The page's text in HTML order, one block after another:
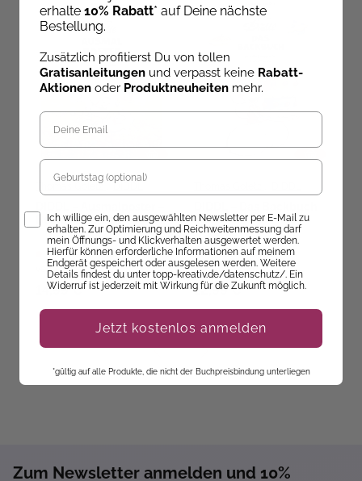
Thomas Goletz DIDDL
Beste Freunde
Ab dem 12.11.26
versandbereit
14,99 €
Ab dem 12.11.26
versandbereit
12,99 €
Zum Newsletter anmelden und 10%
erhalte 10% Rabatt* auf Deine nächste
Bestellung.
Zusätzlich profitierst Du von tollen
Gratisanleitungen und verpasst keine Rabatt-
Aktionen oder Produktneuheiten mehr.
Geburtstag
Opt-InIch willige ein, den ausgewählten Newsletter per E-Mail zu
erhalten. Zur Optimierung und Reichweitenmessung darf
mein Öffnungs- und Klickverhalten ausgewertet werden.
Hierfür können erforderliche Informationen auf meinem
Endgerät gespeichert oder ausgelesen werden. Weitere
Details findest du unter topp-kreativ.de/datenschutz/. Ein
Widerruf ist jederzeit mit Wirkung für die Zukunft möglich.
Jetzt kostenlos anmelden
*gültig auf alle Produkte, die nicht der Buchpreisbindung unterliegen